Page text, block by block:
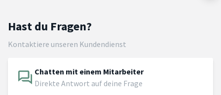
Hast du Fragen?
Kontaktiere unseren Kundendienst
Chatten mit einem Mitarbeiter
Direkte Antwort auf deine Frage